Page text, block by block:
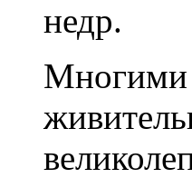
недр.
Многими